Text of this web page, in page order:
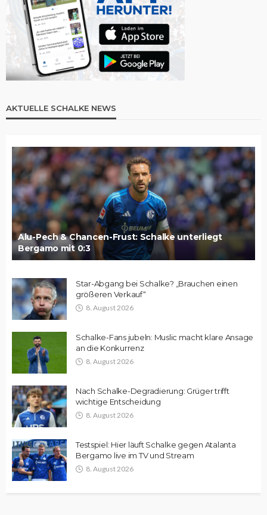
AKTUELLE SCHALKE NEWS
Alu-Pech & Chancen-Frust: Schalke unterliegt
Bergamo mit 0:3
Star-Abgang bei Schalke? „Brauchen einen
größeren Verkauf“
8. August 2026
Schalke-Fans jubeln: Muslic macht klare Ansage
an die Konkurrenz
8. August 2026
Nach Schalke-Degradierung: Grüger trifft
wichtige Entscheidung
8. August 2026
Testspiel: Hier läuft Schalke gegen Atalanta
Bergamo live im TV und Stream
8. August 2026